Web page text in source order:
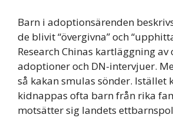
Barn i adoptionsärenden
de blivit “övergivna” och
Research Chinas kartläggning
adoptioner och DN-intervjuer.
så kakan smulas sönder. Istället
kidnappas ofta barn från rika
motsätter sig landets